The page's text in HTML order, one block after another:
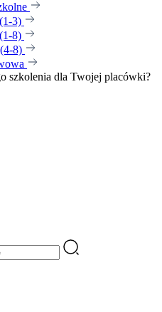
3)
8)
8)
szkolenia dla Twojej placówki?